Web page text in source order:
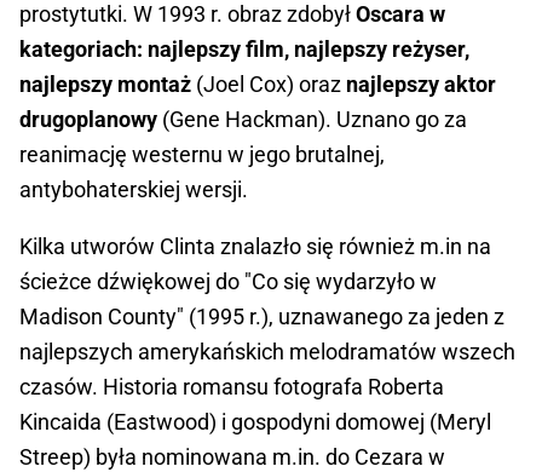
prostytutki. W 1993 r. obraz zdobyłOscara w
kategoriach: najlepszy film, najlepszy reżyser,
najlepszy montaż (Joel Cox) oraz najlepszy aktor
drugoplanowy (Gene Hackman). Uznano go za
reanimację westernu w jego brutalnej,
antybohaterskiej wersji.
Kilka utworów Clinta znalazło się również m.in na
ścieżce dźwiękowej do "Co się wydarzyło w
Madison County" (1995 r.), uznawanego za jeden z
najlepszych amerykańskich melodramatów wszech
czasów. Historia romansu fotografa Roberta
Kincaida (Eastwood) i gospodyni domowej (Meryl
Streep) była nominowana m.in. do Cezara w